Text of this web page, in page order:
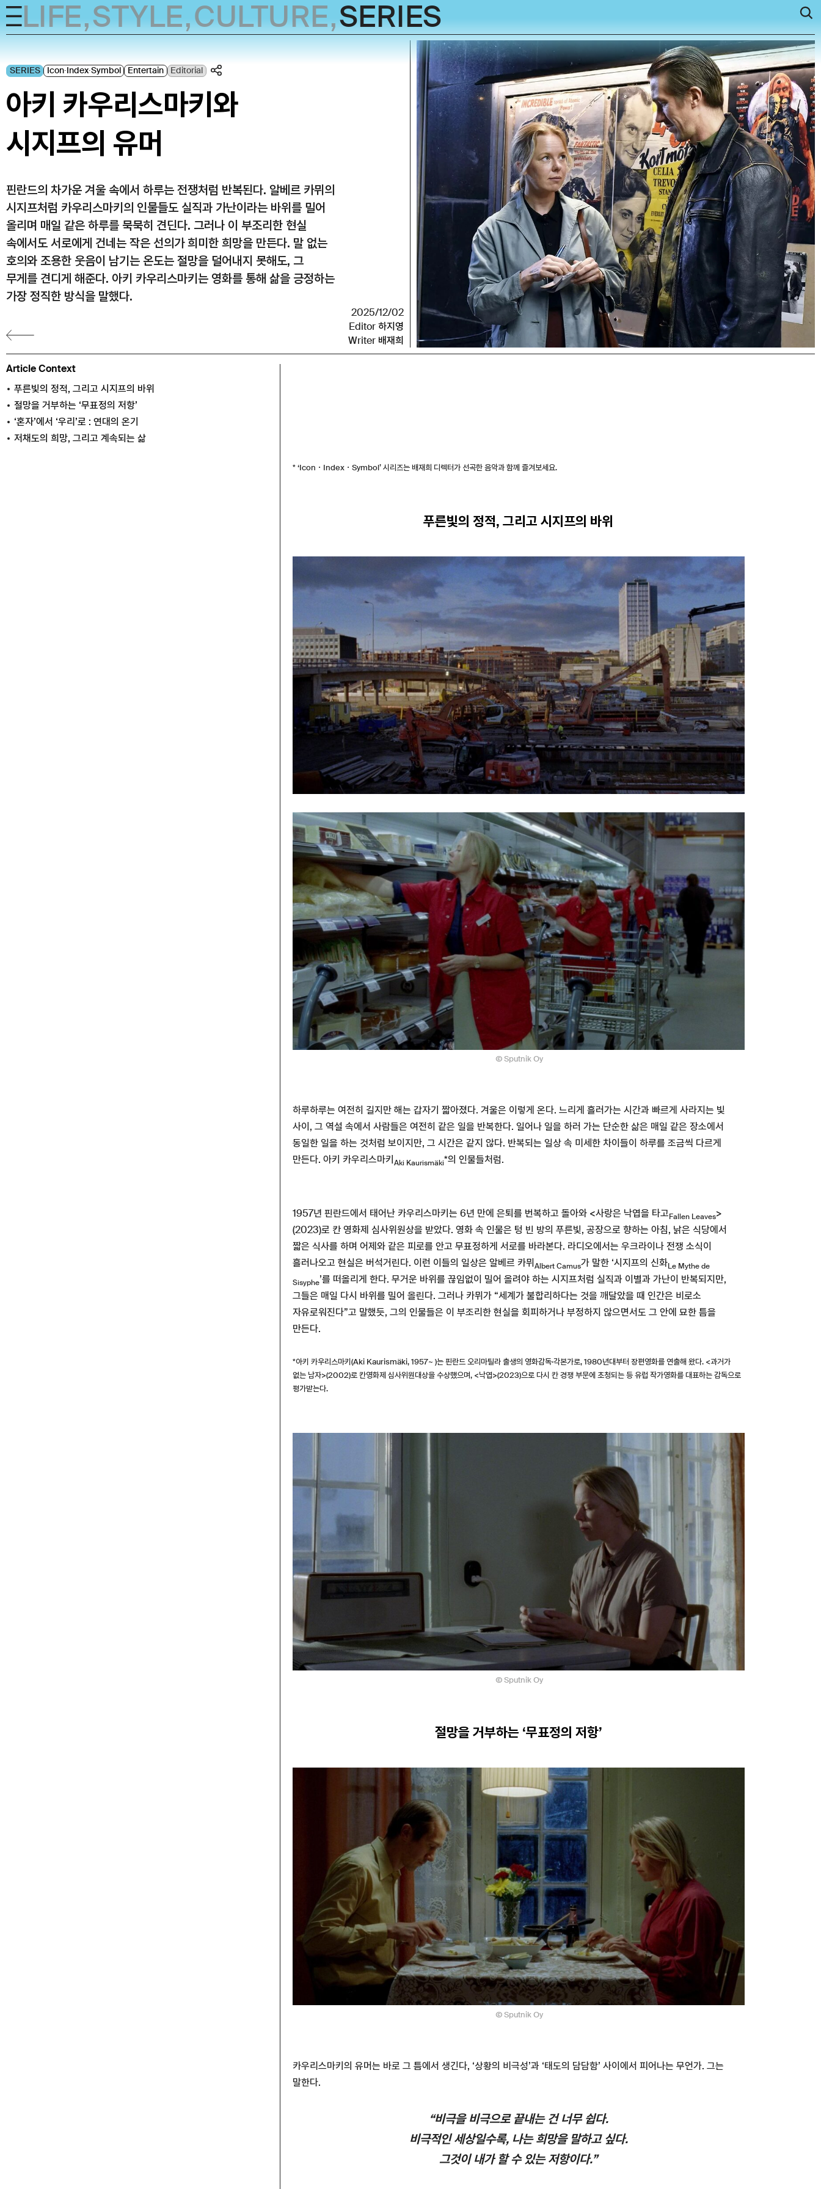
Skip
to
content
LIFE,STYLE,CULTURE,SERIES
SERIES Icon∙Index∙Symbol Entertain Editorial
아키 카우리스마키와
시지프의 유머
핀란드의 차가운 겨울 속에서 하루는 전쟁처럼 반복된다. 알베르 카뮈의
시지프처럼 카우리스마키의 인물들도 실직과 가난이라는 바위를 밀어
올리며 매일 같은 하루를 묵묵히 견딘다. 그러나 이 부조리한 현실
속에서도 서로에게 건네는 작은 선의가 희미한 희망을 만든다. 말 없는
호의와 조용한 웃음이 남기는 온도는 절망을 덜어내지 못해도, 그
무게를 견디게 해준다. 아키 카우리스마키는 영화를 통해 삶을 긍정하는
가장 정직한 방식을 말했다.
2025/12/02
Editor하지영
Writer 배재희
Article Context
푸른빛의 정적, 그리고 시지프의 바위
절망을 거부하는 ‘무표정의 저항’
‘혼자’에서 ‘우리’로 : 연대의 온기
저채도의 희망, 그리고 계속되는 삶
* ‘Icon・Index・Symbol’ 시리즈는 배재희 디렉터가 선곡한 음악과 함께 즐겨보세요.
푸른빛의 정적, 그리고 시지프의 바위
Sputnik Oy
하루하루는 여전히 길지만 해는 갑자기 짧아졌다. 겨울은 이렇게 온다. 느리게 흘러가는 시간과 빠르게 사라지는 빛
사이, 그 역설 속에서 사람들은 여전히 같은 일을 반복한다. 일어나 일을 하러 가는 단순한 삶은 매일 같은 장소에서
동일한 일을 하는 것처럼 보이지만, 그 시간은 같지 않다. 반복되는 일상 속 미세한 차이들이 하루를 조금씩 다르게
만든다. 아키 카우리스마키 Aki Kaurismäki*의 인물들처럼.
1957년 핀란드에서 태어난 카우리스마키는 6년 만에 은퇴를 번복하고 돌아와 <사랑은 낙엽을 타고Fallen Leaves>
(2023)로 칸 영화제 심사위원상을 받았다. 영화 속 인물은 텅 빈 방의 푸른빛, 공장으로 향하는 아침, 낡은 식당에서
짧은 식사를 하며 어제와 같은 피로를 안고 무표정하게 서로를 바라본다. 라디오에서는 우크라이나 전쟁 소식이
흘러나오고 현실은 버석거린다. 이런 이들의 일상은 알베르 카뮈 Albert Camus가 말한 ‘시지프의 신화Le Mythe de
Sisyphe’를 떠올리게 한다. 무거운 바위를 끊임없이 밀어 올려야 하는 시지프처럼 실직과 이별과 가난이 반복되지만,
그들은 매일 다시 바위를 밀어 올린다. 그러나 카뮈가 “세계가 불합리하다는 것을 깨달았을 때 인간은 비로소
자유로워진다”고 말했듯, 그의 인물들은 이 부조리한 현실을 회피하거나 부정하지 않으면서도 그 안에 묘한 틈을
만든다.
*아키 카우리스마키(Aki Kaurismäki, 1957~ )는 핀란드 오리마틸라 출생의 영화감독·각본가로, 1980년대부터 장편영화를 연출해 왔다. <과거가
없는 남자>(2002)로 칸영화제 심사위원대상을 수상했으며, <낙엽>(2023)으로 다시 칸 경쟁 부문에 초청되는 등 유럽 작가영화를 대표하는 감독으로
평가받는다.
Sputnik Oy
절망을 거부하는 ‘무표정의 저항’
Sputnik Oy
카우리스마키의 유머는 바로 그 틈에서 생긴다, ‘상황의 비극성’과 ‘태도의 담담함’ 사이에서 피어나는 무언가. 그는
말한다.
“비극을 비극으로 끝내는 건 너무 쉽다.
비극적인 세상일수록, 나는 희망을 말하고 싶다.
그것이 내가 할 수 있는 저항이다.”